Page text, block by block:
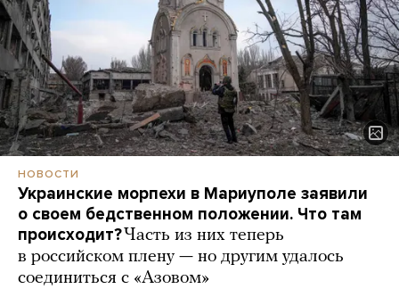
НОВОСТИ
Украинские морпехи в Мариуполе заявили
о своем бедственном положении. Что там
происходит?Часть из них теперь
в российском плену — но другим удалось
соединиться с «Азовом»